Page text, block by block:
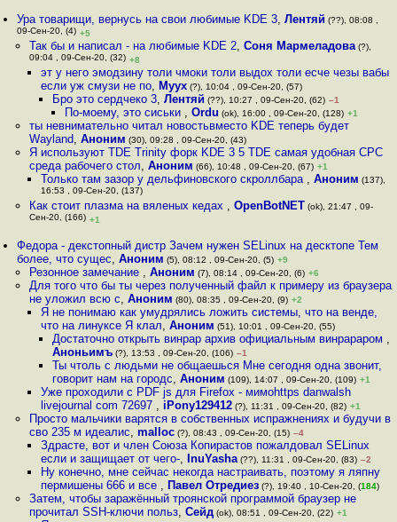
Ура товарищи, вернусь на свои любимые KDE 3,Лентяй (??), 08:08 ,
09-Сен-20, (4) +5
Так бы и написал - на любимые KDE 2, Соня Мармеладова(?),
09:04 , 09-Сен-20, (32) +8
эт у него эмодзину толи чмоки толи выдох толи есче чезы вабы
если уж смузи не по, Myyx(?), 10:04 , 09-Сен-20, (57)
Бро это сердчеко 3,Лентяй (??), 10:27 , 09-Сен-20, (62) –1
По-моему, это сиськи , Ordu (ok), 16:00 , 09-Сен-20, (128) +1
ты невнимательно читал новостьвместо KDE теперь будет
Wayland, Аноним (30), 09:28 , 09-Сен-20, (43)
Я используют TDE Trinity форк KDE 3 5 TDE самая удобная СРС
среда рабочего стол, Аноним (66), 10:48 , 09-Сен-20, (67) +1
Только там зазор у дельфиновского скроллбара , Аноним (137),
16:53 , 09-Сен-20, (137)
Как стоит плазма на вяленых кедах , OpenBotNET (ok), 21:47 , 09-
Сен-20, (166) +1
Федора - декстопный дистр Зачем нужен SELinux на десктопе Тем
более, что сущес,Аноним (5), 08:12 , 09-Сен-20, (5) +9
Резонное замечание , Аноним (7), 08:14 , 09-Сен-20, (6) +6
Для того что бы ты через полученный файл к примеру из браузера
не уложил всю с, Аноним (80), 08:35 , 09-Сен-20, (9) +2
Я не понимаю как умудрялись ложить системы, что на венде,
что на линуксе Я клал, Аноним (51), 10:01 , 09-Сен-20, (55)
Достаточно открыть винрар архив официальным винрараром ,
Аноньимъ (?), 13:53 , 09-Сен-20, (106) –1
Ты чтоль с людьми не общаешься Мне сегодня одна звонит,
говорит нам на городс,Аноним (109), 14:07 , 09-Сен-20, (109) +1
Уже проходили с PDF js для Firefox - мимоhttps danwalsh
livejournal com 72697 , iPony129412(?), 11:31 , 09-Сен-20, (82) +1
Просто мальчики варятся в собственных испражнениях и будучи в
сво 235 м идеалис, malloc(?), 08:43 , 09-Сен-20, (15) –4
Здрасте, вот и член Союза Копирастов пожалдовал SELinux
если и защищает от чего-, InuYasha(??), 11:31 , 09-Сен-20, (83) –2
Ну конечно, мне сейчас некогда настраивать, поэтому я ляпну
пермишены 666 и все , Павел Отредиез(?), 19:40 , 10-Сен-20, (184)
Затем, чтобы заражённый троянской программой браузер не
прочитал SSH-ключи польз, Сейд(ok), 08:51 , 09-Сен-20, (22) +1